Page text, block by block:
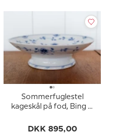
Sommerfuglestel
kageskål på fod, Bing &
eller 428
DKK 895,00